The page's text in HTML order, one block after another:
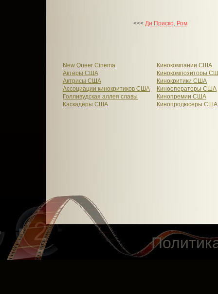
<<< Ди Приско, Ром
New Queer Cinema
Актёры США
Актрисы США
Ассоциации кинокритиков США
Голливудская аллея славы
Каскадёры США
Кинокомпании США
Кинокомпозиторы
Кинокритики США
Кинооператоры США
Кинопремии США
Кинопродюсеры США